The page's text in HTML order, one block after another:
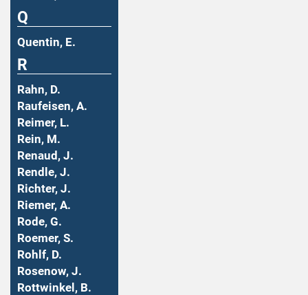
Q
Quentin, E.
R
Rahn, D.
Raufeisen, A.
Reimer, L.
Rein, M.
Renaud, J.
Rendle, J.
Richter, J.
Riemer, A.
Rode, G.
Roemer, S.
Rohlf, D.
Rosenow, J.
Rottwinkel, B.